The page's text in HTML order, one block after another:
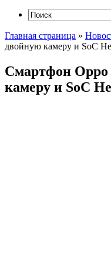
Главная страница »
двойную камеру и SoC
Смартфон
камеру и SoC